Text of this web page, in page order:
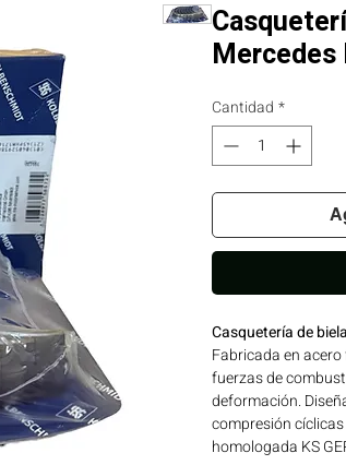
Cantidad *
Casquetería de
Fabricada en
fuerzas de
deformación.
compresión
homologada KS